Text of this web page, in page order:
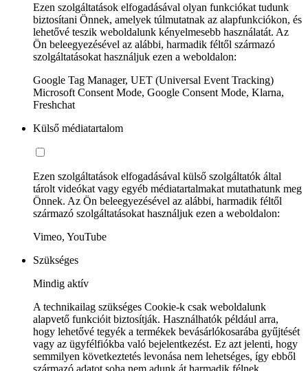
Ezen szolgáltatások elfogadásával olyan funkciókat tudunk
biztosítani Önnek, amelyek túlmutatnak az alapfunkciókon, és
lehetővé teszik weboldalunk kényelmesebb használatát. Az
Ön beleegyezésével az alábbi, harmadik féltől származó
szolgáltatásokat használjuk ezen a weboldalon:
Google Tag Manager, UET (Universal Event Tracking)
Microsoft Consent Mode, Google Consent Mode, Klarna,
Freshchat
Külső médiatartalom
Ezen szolgáltatások elfogadásával külső szolgáltatók által
tárolt videókat vagy egyéb médiatartalmakat mutathatunk meg
Önnek. Az Ön beleegyezésével az alábbi, harmadik féltől
származó szolgáltatásokat használjuk ezen a weboldalon:
Vimeo, YouTube
Szükséges
Mindig aktív
A technikailag szükséges Cookie-k csak weboldalunk
alapvető funkcióit biztosítják. Használhatók például arra,
hogy lehetővé tegyék a termékek bevásárlókosarába gyűjtését
vagy az ügyfélfiókba való bejelentkezést. Ez azt jelenti, hogy
semmilyen következtetés levonása nem lehetséges, így ebből
származó adatot soha nem adunk át harmadik félnek.